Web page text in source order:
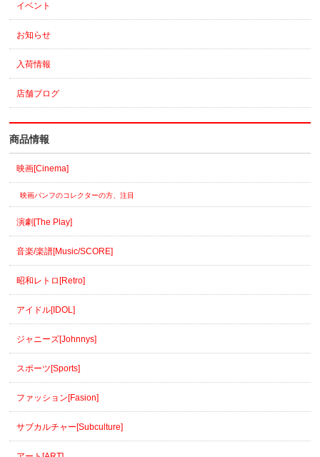
イベント
お知らせ
入荷情報
店舗ブログ
商品情報
映画[Cinema]
映画パンフのコレクターの方、注目
演劇[The Play]
音楽/楽譜[Music/SCORE]
昭和レトロ[Retro]
アイドル[IDOL]
ジャニーズ[Johnnys]
スポーツ[Sports]
ファッション[Fasion]
サブカルチャー[Subculture]